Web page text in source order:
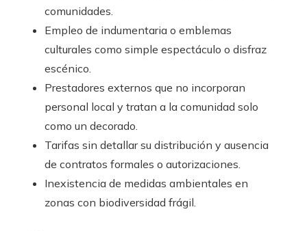
comunidades.
Empleo de indumentaria o emblemas
culturales como simple espectáculo o disfraz
escénico.
Prestadores externos que no incorporan
personal local y tratan a la comunidad solo
como un decorado.
Tarifas sin detallar su distribución y ausencia
de contratos formales o autorizaciones.
Inexistencia de medidas ambientales en
zonas con biodiversidad frágil.